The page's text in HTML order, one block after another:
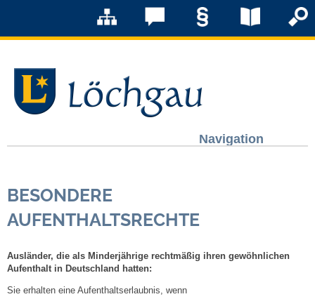
Navigation
Grußwort Bürgermeister
Löchgau früher
BESONDERE
AUFENTHALTSRECHTE
Ausländer, die als Minderjährige rechtmäßig ihren gewöhnlichen
Aufenthalt in Deutschland hatten:
Sie erhalten eine Aufenthaltserlaubnis, wenn